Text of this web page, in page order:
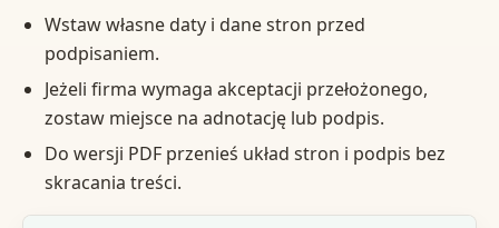
Wstaw własne daty i dane stron przed
podpisaniem.
Jeżeli firma wymaga akceptacji przełożonego,
zostaw miejsce na adnotację lub podpis.
Do wersji PDF przenieś układ stron i podpis bez
skracania treści.